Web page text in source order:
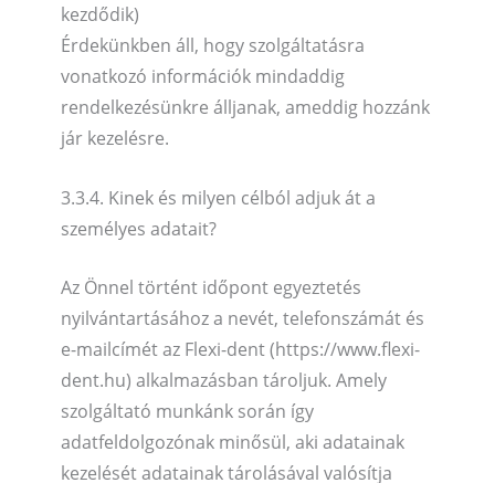
kezdődik)
Érdekünkben áll, hogy szolgáltatásra
vonatkozó információk mindaddig
rendelkezésünkre álljanak, ameddig hozzánk
jár kezelésre.
3.3.4. Kinek és milyen célból adjuk át a
személyes adatait?
Az Önnel történt időpont egyeztetés
nyilvántartásához a nevét, telefonszámát és
e-mailcímét az Flexi-dent (https://www.flexi-
dent.hu) alkalmazásban tároljuk. Amely
szolgáltató munkánk során így
adatfeldolgozónak minősül, aki adatainak
kezelését adatainak tárolásával valósítja